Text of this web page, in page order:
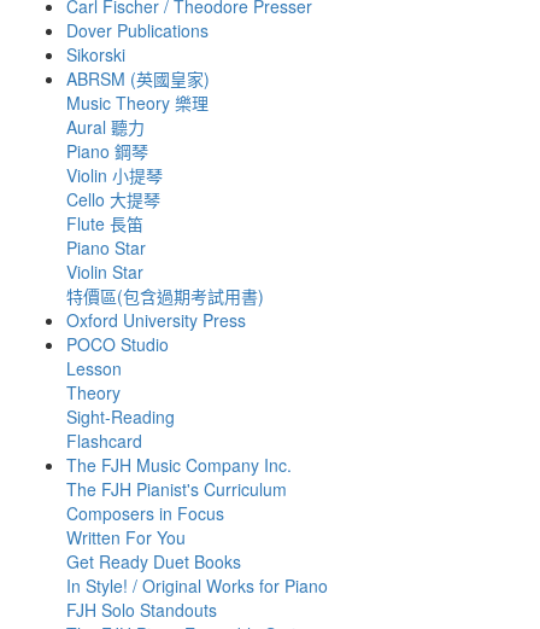
Carl Fischer / Theodore Presser
Dover Publications
Sikorski
ABRSM (英國皇家)
Music Theory 樂理
Aural 聽力
Piano 鋼琴
Violin 小提琴
Cello 大提琴
Flute 長笛
Piano Star
Violin Star
特價區(包含過期考試用書)
Oxford University Press
POCO Studio
Lesson
Theory
Sight-Reading
Flashcard
The FJH Music Company Inc.
The FJH Pianist's Curriculum
Composers in Focus
Written For You
Get Ready Duet Books
In Style! / Original Works for Piano
FJH Solo Standouts